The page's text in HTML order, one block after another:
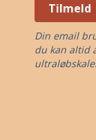
Tilmeld
Din email
du kan altid